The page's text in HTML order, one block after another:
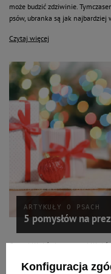
może budzić zdziwinie.
psów, ubranka są jak najbardziej
Czytaj więcej
ARTYKUŁY O PSACH
5 pomysłów na
Coraz bliżej święta, coraz bliżej
okresu. Na czele zadań do
Konfiguracja